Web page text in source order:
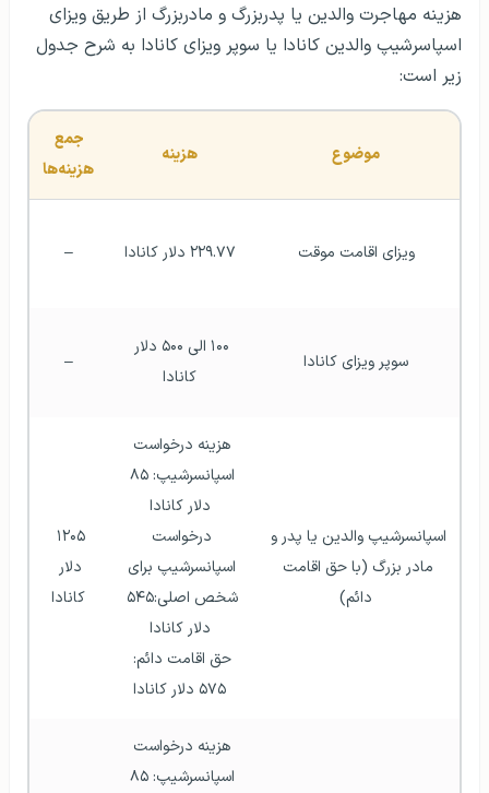
هزینه مهاجرت والدین یا پدربزرگ و مادربزرگ از طریق ویزای
اسپاسرشیپ والدین کانادا یا سوپر ویزای کانادا به شرح جدول
زیر است:
موضوع هزینه
هزینه‌ها
ویزای اقامت موقت ۲۲۹.۷۷ دلار کانادا –
سوپر ویزای کانادا
کانادا
–
دائم)
دلار کانادا
دلار کانادا
۵۷۵ دلار کانادا
کانادا